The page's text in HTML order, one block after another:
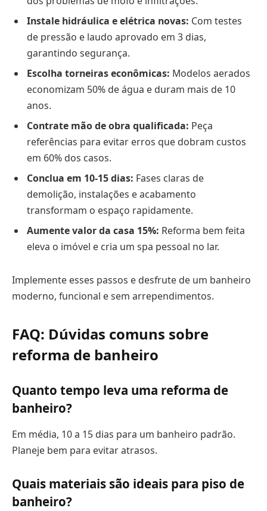
Instale hidráulica e elétrica novas: Com testes
de pressão e laudo aprovado em 3 dias,
garantindo segurança.
Escolha torneiras econômicas: Modelos aerados
economizam 50% de água e duram mais de 10
anos.
Contrate mão de obra qualificada: Peça
referências para evitar erros que dobram custos
em 60% dos casos.
Conclua em 10-15 dias: Fases claras de
demolição, instalações e acabamento
transformam o espaço rapidamente.
Aumente valor da casa 15%: Reforma bem feita
eleva o imóvel e cria um spa pessoal no lar.
Implemente esses passos e desfrute de um banheiro
moderno, funcional e sem arrependimentos.
FAQ: Dúvidas comuns sobre
reforma de banheiro
Quanto tempo leva uma reforma de
banheiro?
Em média, 10 a 15 dias para um banheiro padrão.
Planeje bem para evitar atrasos.
Quais materiais são ideais para piso de
banheiro?